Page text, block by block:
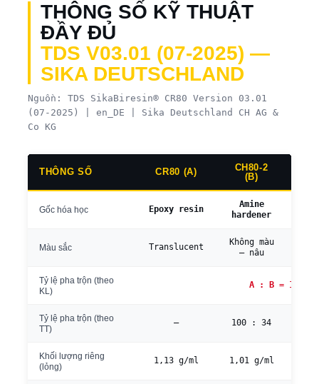
THÔNG SỐ KỸ THUẬT
ĐẦY ĐỦ
TDS V03.01 (07-2025) —
SIKA DEUTSCHLAND
Nguồn: TDS SikaBiresin® CR80 Version 03.01
(07-2025) | en_DE | Sika Deutschland CH AG &
Co KG
THÔNG SỐ CR80 (A)
CH80-2
(B)
Gốc hóa học Epoxy resin
Amine
hardener
Màu sắc Translucent
Không màu
– nâu
Tỷ lệ pha trộn (theo
KL)
A : B = 100 :
Tỷ lệ pha trộn (theo
TT)
— 100 : 34
Khối lượng riêng
(lỏng)
1,13 g/ml 1,01 g/ml